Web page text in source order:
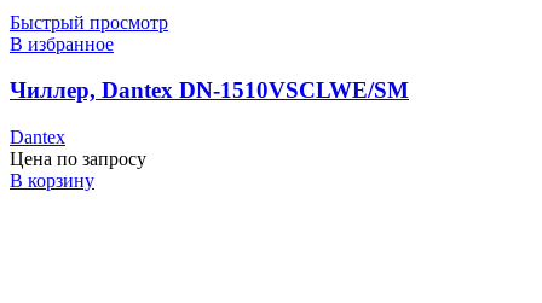
Быстрый просмотр
В избранное
Чиллер, Dantex DN-1510VSCLWE/SM
Dantex
Цена по запросу
В корзину